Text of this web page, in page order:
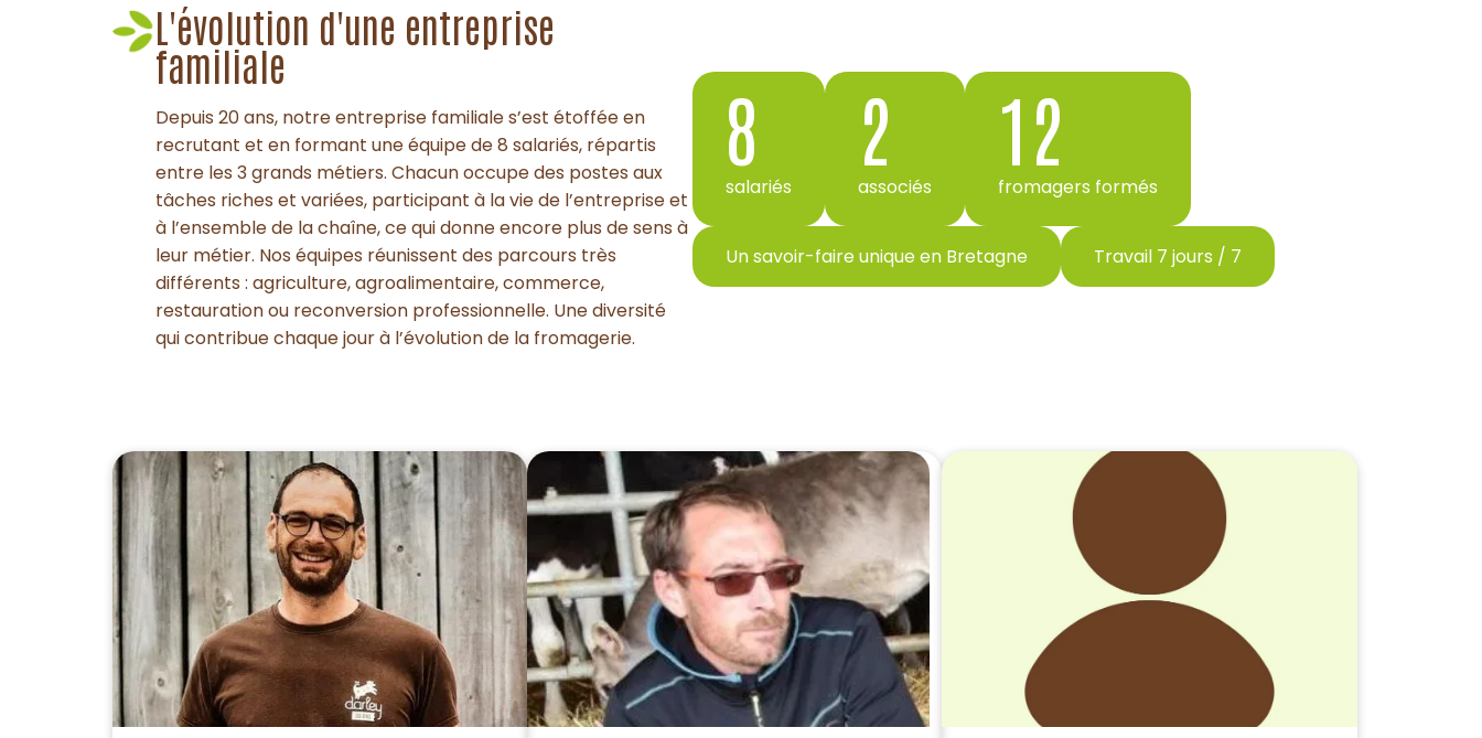
L'évolution d'une entreprise
familiale
Depuis 20 ans, notre entreprise familiale s’est étoffée en
recrutant et en formant une équipe de 8 salariés, répartis
entre les 3 grands métiers. Chacun occupe des postes aux
tâches riches et variées, participant à la vie de l’entreprise et
à l’ensemble de la chaîne, ce qui donne encore plus de sens à
leur métier. Nos équipes réunissent des parcours très
différents : agriculture, agroalimentaire, commerce,
restauration ou reconversion professionnelle. Une diversité
qui contribue chaque jour à l’évolution de la fromagerie.
salariés
8
associés
2
fromagers formés
12
Un savoir-faire unique en Bretagne Travail 7 jours / 7